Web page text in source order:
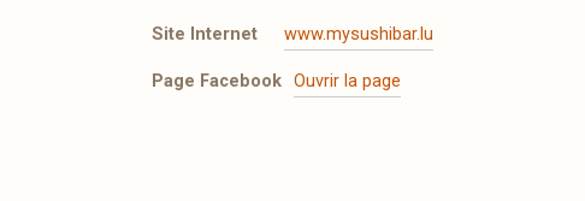
Site Internet www.mysushibar.lu
Page Facebook Ouvrir la page